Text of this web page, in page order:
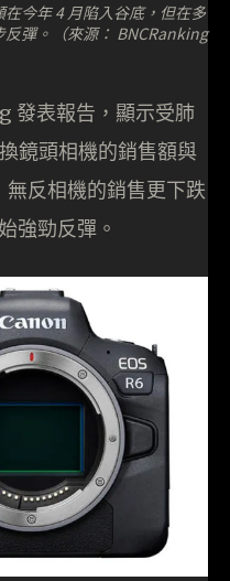
今年 4 月陷入谷底，但在多
彈。（來源： BNCRanking
發表報告，顯示受肺
鏡頭相機的銷售額與
反相機的銷售更下跌
強勁反彈。